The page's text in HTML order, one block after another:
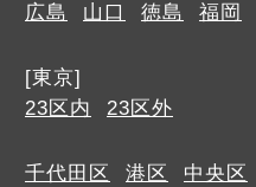
広島
山口 徳島 福岡
[東京]
23区内
23区外
千代田区 港区 中央区